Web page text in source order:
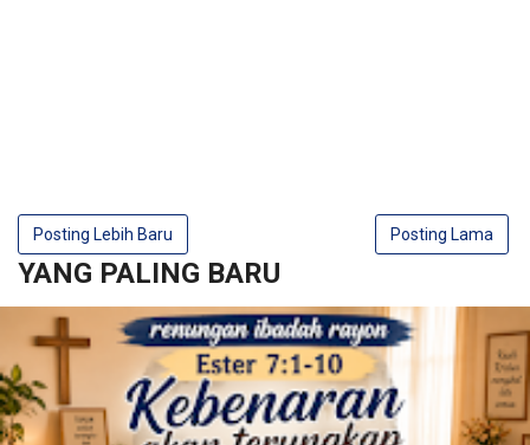
Posting Lebih Baru Posting Lama
YANG PALING BARU